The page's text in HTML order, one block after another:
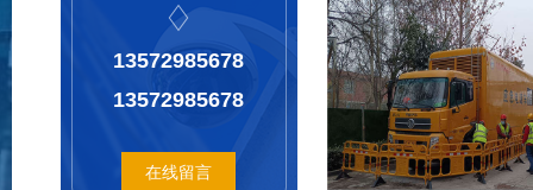
13572985678
13572985678
在线留言